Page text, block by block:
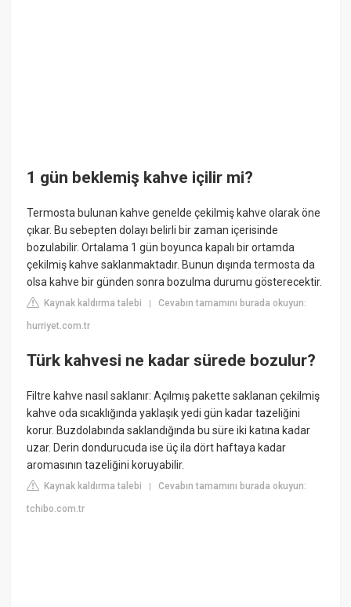
1 gün beklemiş kahve içilir mi?
Termosta bulunan kahve genelde çekilmiş kahve olarak öne
çıkar. Bu sebepten dolayı belirli bir zaman içerisinde
bozulabilir. Ortalama 1 gün boyunca kapalı bir ortamda
çekilmiş kahve saklanmaktadır. Bunun dışında termosta da
olsa kahve bir günden sonra bozulma durumu gösterecektir.
Kaynak kaldırma talebi |Cevabın tamamını burada okuyun:
hurriyet.com.tr
Türk kahvesi ne kadar sürede bozulur?
Filtre kahve nasıl saklanır: Açılmış pakette saklanan çekilmiş
kahve oda sıcaklığında yaklaşık yedi gün kadar tazeliğini
korur. Buzdolabında saklandığında bu süre iki katına kadar
uzar. Derin dondurucuda ise üç ila dört haftaya kadar
aromasının tazeliğini koruyabilir.
Kaynak kaldırma talebi |Cevabın tamamını burada okuyun:
tchibo.com.tr